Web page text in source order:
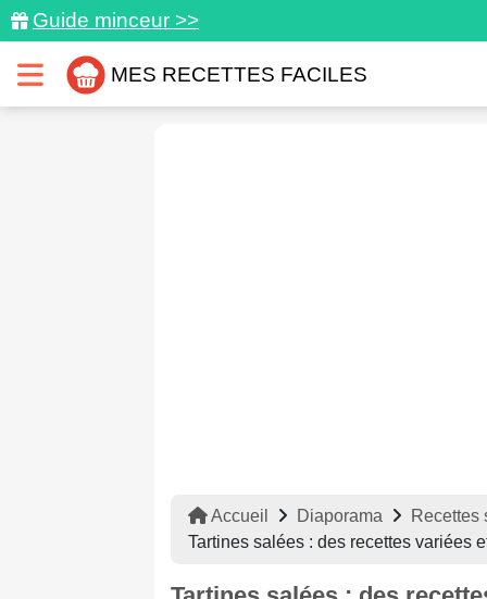
Guide minceur >>
MES RECETTES FACILES
Accueil Diaporama
Recettes
Tartines salées : des recettes variées